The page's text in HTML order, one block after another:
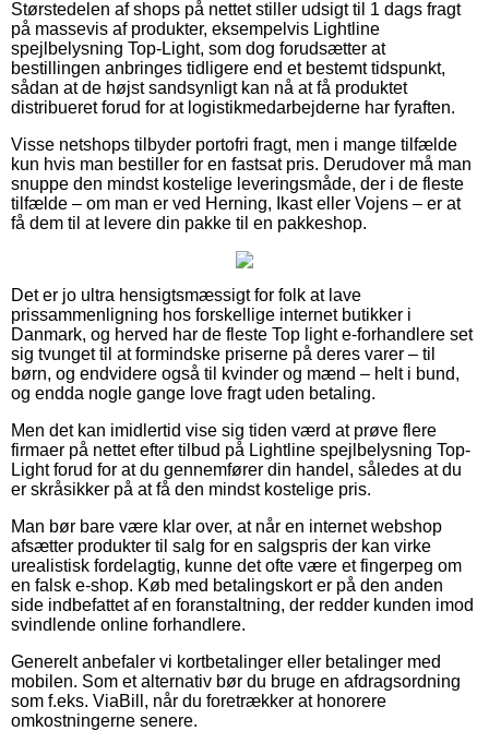
Størstedelen af shops på nettet stiller udsigt til 1 dags fragt
på massevis af produkter, eksempelvis Lightline
spejlbelysning Top-Light, som dog forudsætter at
bestillingen anbringes tidligere end et bestemt tidspunkt,
sådan at de højst sandsynligt kan nå at få produktet
distribueret forud for at logistikmedarbejderne har fyraften.
Visse netshops tilbyder portofri fragt, men i mange tilfælde
kun hvis man bestiller for en fastsat pris. Derudover må man
snuppe den mindst kostelige leveringsmåde, der i de fleste
tilfælde – om man er ved Herning, Ikast eller Vojens – er at
få dem til at levere din pakke til en pakkeshop.
Det er jo ultra hensigtsmæssigt for folk at lave
prissammenligning hos forskellige internet butikker i
Danmark, og herved har de fleste Top light e-forhandlere set
sig tvunget til at formindske priserne på deres varer – til
børn, og endvidere også til kvinder og mænd – helt i bund,
og endda nogle gange love fragt uden betaling.
Men det kan imidlertid vise sig tiden værd at prøve flere
firmaer på nettet efter tilbud på Lightline spejlbelysning Top-
Light forud for at du gennemfører din handel, således at du
er skråsikker på at få den mindst kostelige pris.
Man bør bare være klar over, at når en internet webshop
afsætter produkter til salg for en salgspris der kan virke
urealistisk fordelagtig, kunne det ofte være et fingerpeg om
en falsk e-shop. Køb med betalingskort er på den anden
side indbefattet af en foranstaltning, der redder kunden imod
svindlende online forhandlere.
Generelt anbefaler vi kortbetalinger eller betalinger med
mobilen. Som et alternativ bør du bruge en afdragsordning
som f.eks. ViaBill, når du foretrækker at honorere
omkostningerne senere.